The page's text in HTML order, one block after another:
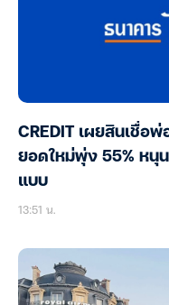
CREDIT เผยสินเชื่อ
ยอดใหม่พุ่ง 55% หนุ
แบบ
13:51 น.